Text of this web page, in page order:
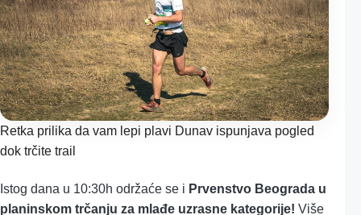
Retka prilika da vam lepi plavi Dunav ispunjava pogled
dok trčite trail
Istog dana u 10:30h održaće se i Prvenstvo Beograda u
planinskom trčanju za mlađe uzrasne kategorije! Više